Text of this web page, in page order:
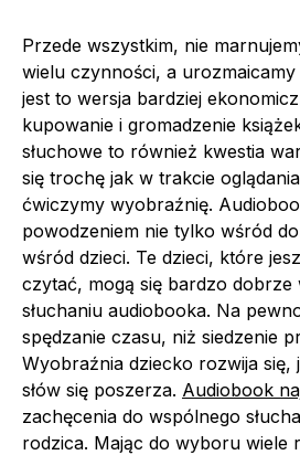
Przede wszystkim, nie
wielu czynności, a
jest to wersja bardziej
kupowanie i gromadzenie
słuchowe to również kwestia
się trochę jak w trakcie
ćwiczymy wyobraźnię.
powodzeniem nie tylko wśród
wśród dzieci. Te dzieci, które
czytać, mogą się bardzo
słuchaniu audiobooka. Na
spędzanie czasu, niż siedzenie
Wyobraźnia dziecko rozwija się,
słów się poszerza. Audiobook
zachęcenia do wspólnego
rodzica. Mając do wyboru wiele